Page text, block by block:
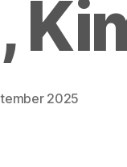
2025